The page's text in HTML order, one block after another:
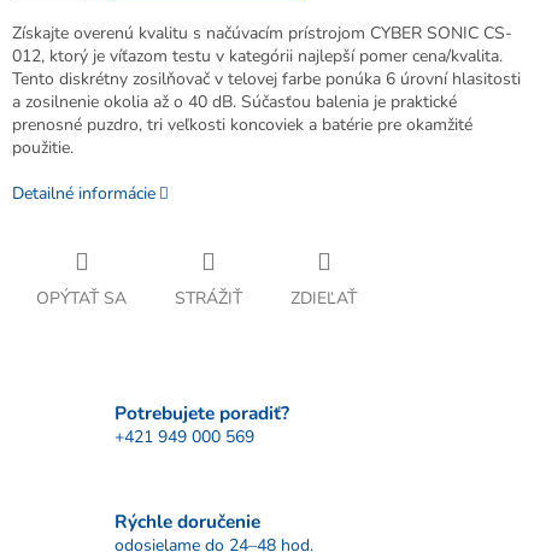
Získajte overenú kvalitu s načúvacím prístrojom CYBER SONIC CS-
012, ktorý je víťazom testu v kategórii najlepší pomer cena/kvalita.
Tento diskrétny zosilňovač v telovej farbe ponúka 6 úrovní hlasitosti
a zosilnenie okolia až o 40 dB. Súčasťou balenia je praktické
prenosné puzdro, tri veľkosti koncoviek a batérie pre okamžité
použitie.
Detailné informácie
OPÝTAŤ SA STRÁŽIŤ ZDIEĽAŤ
Potrebujete poradiť?
+421 949 000 569
Rýchle doručenie
odosielame do 24–48 hod.